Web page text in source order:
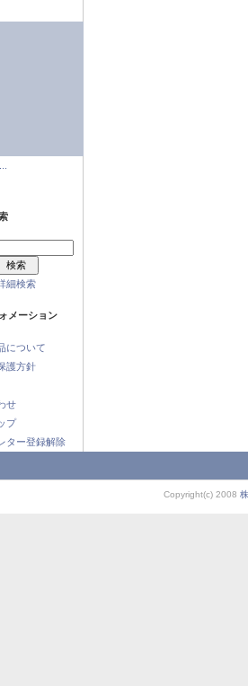
細検索
ーション
について
護方針
せ
プ
ター登録解除
Copyright(c) 2008